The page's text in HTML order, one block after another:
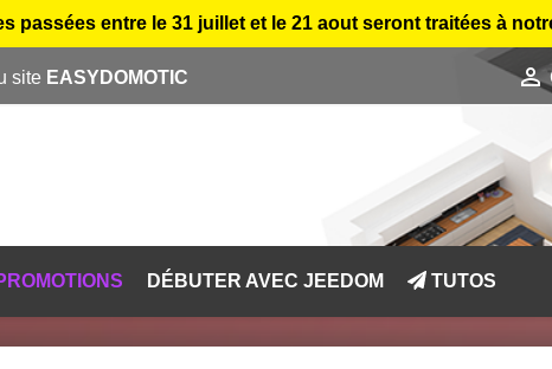
passées entre le 31 juillet et le 21 aout seront traitées à
site EASYDOMOTIC 
DÉBUTER AVEC JEEDOM TUTOS